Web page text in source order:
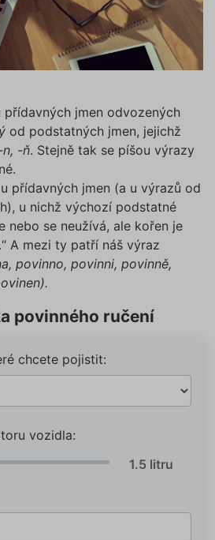
přídavných jmen odvozených
od podstatných jmen, jejichž
n, -ň. Stejně tak se píšou výrazy
přídavných jmen (a u výrazů od
u nichž výchozí podstatné
nebo se neužívá, ale kořen je
.“ A mezi ty patří náš výraz
povinno, povinni, povinně,
povinného ručení
chcete pojistit:
vozidla: